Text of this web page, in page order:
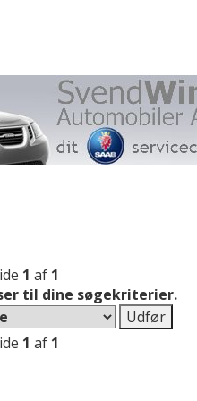
1 af 1
til dine søgekriterier.
1 af 1